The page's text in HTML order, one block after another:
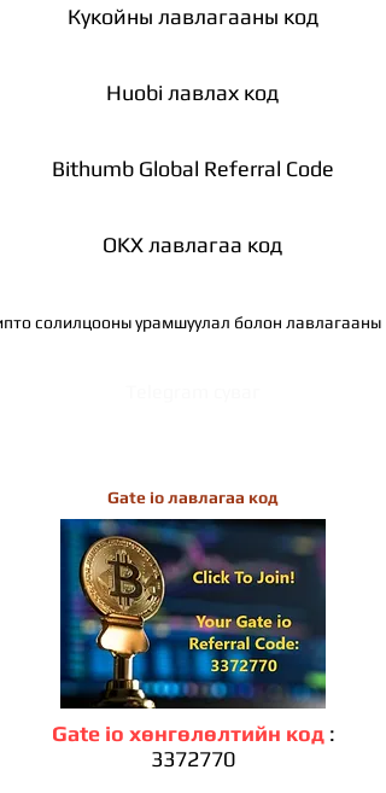
Кукойны лавлагааны код
Huobi лавлах код
Bithumb Global Referral Code
OKX лавлагаа код
солилцооны урамшуулал болон лавлагааны
Gate io лавлагаа код
Gate io хөнгөлөлтийн код:
3372770